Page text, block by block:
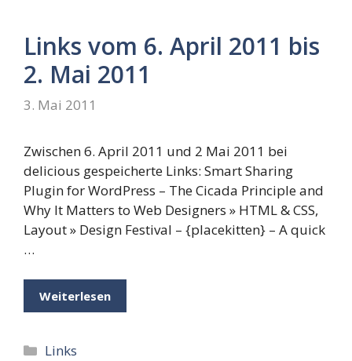
Links vom 6. April 2011 bis
2. Mai 2011
3. Mai 2011
Zwischen 6. April 2011 und 2 Mai 2011 bei
delicious gespeicherte Links: Smart Sharing
Plugin for WordPress – The Cicada Principle and
Why It Matters to Web Designers » HTML & CSS,
Layout » Design Festival – {placekitten} – A quick
…
Weiterlesen
Kategorien
Links